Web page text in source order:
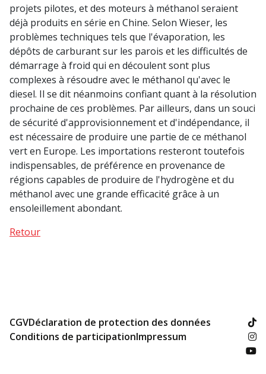
projets pilotes, et des moteurs à méthanol seraient
déjà produits en série en Chine. Selon Wieser, les
problèmes techniques tels que l'évaporation, les
dépôts de carburant sur les parois et les difficultés de
démarrage à froid qui en découlent sont plus
complexes à résoudre avec le méthanol qu'avec le
diesel. Il se dit néanmoins confiant quant à la résolution
prochaine de ces problèmes. Par ailleurs, dans un souci
de sécurité d'approvisionnement et d'indépendance, il
est nécessaire de produire une partie de ce méthanol
vert en Europe. Les importations resteront toutefois
indispensables, de préférence en provenance de
régions capables de produire de l'hydrogène et du
méthanol avec une grande efficacité grâce à un
ensoleillement abondant.
Retour
CGVDéclaration de protection des données
Conditions de participationImpressum